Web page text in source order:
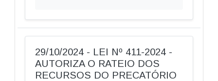
29/10/2024 - LEI Nº 411-2024 -
AUTORIZA O RATEIO DOS
RECURSOS DO PRECATÓRIO